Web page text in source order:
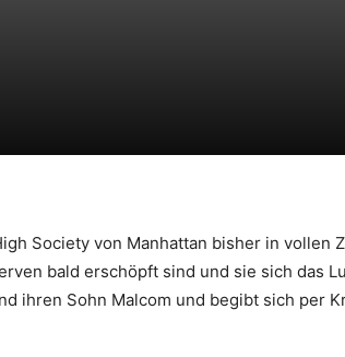
Society von Manhattan bisher in vollen
bald erschöpft sind und sie sich das
ihren Sohn Malcom und begibt sich per